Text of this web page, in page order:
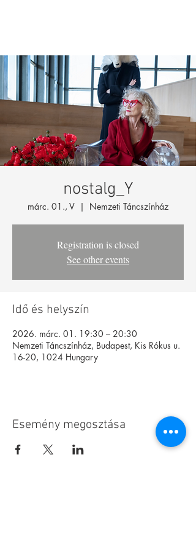
nostalg_Y
márc. 01., V
  |
Nemzeti Táncszínház
Registration is closed
See other events
Idő és helyszín
2026. márc. 01. 19:30 – 20:30
Nemzeti Táncszínház, Budapest, Kis Rókus u.
16-20, 1024 Hungary
Esemény megosztása